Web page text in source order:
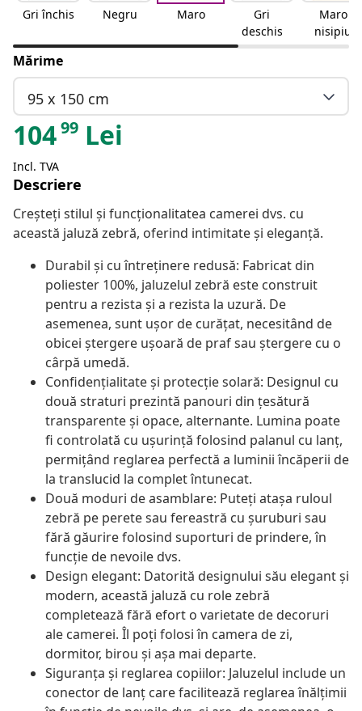
Gri închis Negru Maro
Gri
deschis
Maro
nisipiu
Mărime
95 x 150 cm
10499 Lei
Incl. TVA
Descriere
Creșteți stilul și funcționalitatea camerei dvs. cu
această jaluză zebră, oferind intimitate și eleganță.
Durabil și cu întreținere redusă: Fabricat din
poliester 100%, jaluzelul zebră este construit
pentru a rezista și a rezista la uzură. De
asemenea, sunt ușor de curățat, necesitând de
obicei ștergere ușoară de praf sau ștergere cu o
cârpă umedă.
Confidențialitate și protecție solară: Designul cu
două straturi prezintă panouri din țesătură
transparente și opace, alternante. Lumina poate
fi controlată cu ușurință folosind palanul cu lanț,
permițând reglarea perfectă a luminii încăperii de
la translucid la complet întunecat.
Două moduri de asamblare: Puteți atașa ruloul
zebră pe perete sau fereastră cu șuruburi sau
fără găurire folosind suporturi de prindere, în
funcție de nevoile dvs.
Design elegant: Datorită designului său elegant și
modern, această jaluză cu role zebră
completează fără efort o varietate de decoruri
ale camerei. Îl poți folosi în camera de zi,
dormitor, birou și așa mai departe.
Siguranța și reglarea copiilor: Jaluzelul include un
conector de lanț care facilitează reglarea înălțimii